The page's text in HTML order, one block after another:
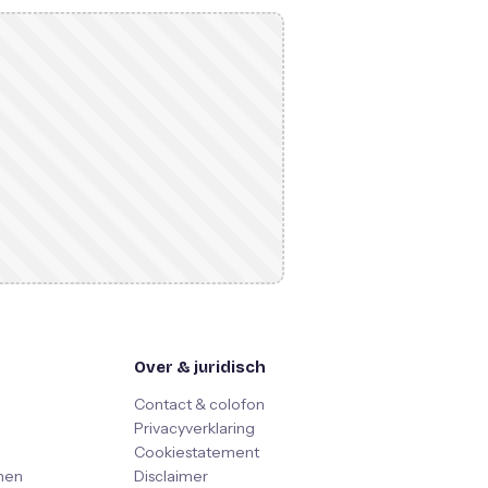
Over & juridisch
Contact & colofon
Privacyverklaring
Cookiestatement
Disclaimer